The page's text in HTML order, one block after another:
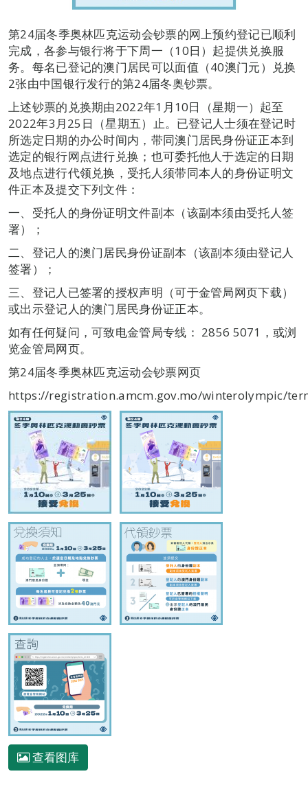
第24届冬季奥林匹克运动会钞票的网上预约登记已顺利
完成，各参与银行将于下周一（10日）起提供兑换服
务。每名已登记的澳门居民可以面值（40澳门元）兑换
2张由中国银行发行的第24届冬奥钞票。
上述钞票的兑换期由2022年1月10日（星期一）起至
2022年3月25日（星期五）止。已登记人士须在登记时
所选定日期的办公时间内，带同澳门居民身份证正本到
选定的银行网点进行兑换；也可委托他人于选定的日期
及地点进行代领兑换，受托人须带同本人的身份证明文
件正本及提交下列文件：
一、受托人的身份证明文件副本（该副本须由受托人签
署）；
二、登记人的澳门居民身份证副本（该副本须由登记人
签署）；
三、登记人已签署的授权声明（可于金管局网页下载）
或出示登记人的澳门居民身份证正本。
如有任何疑问，可致电金管局专线： 2856 5071，或浏
览金管局网页。
第24届冬季奥林匹克运动会钞票网页
https://registration.amcm.gov.mo/winterolympic/
查看图库